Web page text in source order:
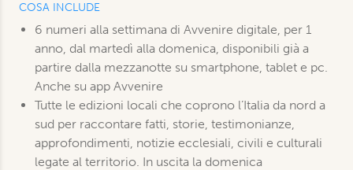
COSA INCLUDE
6 numeri alla settimana di Avvenire digitale, per 1
anno, dal martedì alla domenica, disponibili già a
partire dalla mezzanotte su smartphone, tablet e pc.
Anche su app Avvenire
Tutte le edizioni locali che coprono l’Italia da nord a
sud per raccontare fatti, storie, testimonianze,
approfondimenti, notizie ecclesiali, civili e culturali
legate al territorio. In uscita la domenica